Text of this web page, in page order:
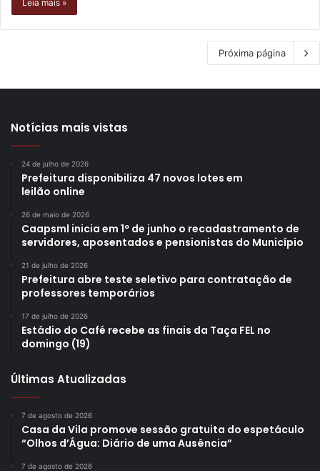
Leia mais »
Próxima página
Notícias mais vistas
24 de julho de 2026
Prefeitura disponibiliza 47 novos lotes em
leilão online
26 de maio de 2026
Caapsml inicia em 1º de junho o recadastramento de
servidores, aposentados e pensionistas do Município
21 de julho de 2026
Prefeitura abre teste seletivo para contratação de
professores temporários
17 de julho de 2026
Estádio do Café recebe as finais da Taça FEL no
domingo (19)
Últimas Atualizadas
7 de agosto de 2026
Casa da Vila promove sessão gratuita do espetáculo
“Olhos d’Água: Diário de uma Ausência”
7 de agosto de 2026